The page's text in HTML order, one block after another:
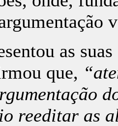
as
que,
reeditar as